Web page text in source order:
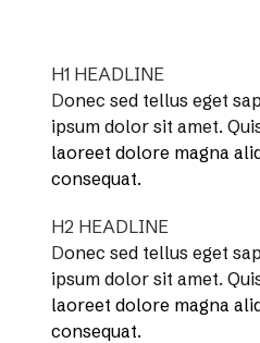
H1 HEADLINE
Donec sed tellus eget
ipsum dolor sit amet.
laoreet dolore magna
consequat.
H2 HEADLINE
Donec sed tellus eget
ipsum dolor sit amet.
laoreet dolore magna
consequat.